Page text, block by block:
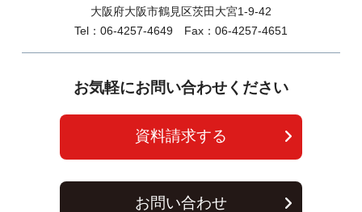
大阪府大阪市鶴見区茨田大宮1-9-42
Tel：06-4257-4649 Fax：06-4257-4651
お気軽にお問い合わせください
資料請求する
お問い合わせ